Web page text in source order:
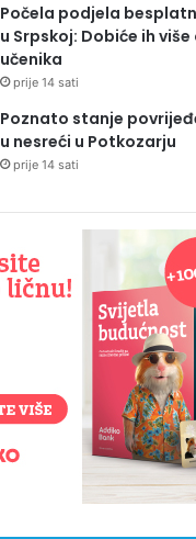
Počela podjela
u Srpskoj: Dobiće ih
učenika
prije 14 sati
Poznato stanje
u nesreći u Potkozarju
prije 14 sati